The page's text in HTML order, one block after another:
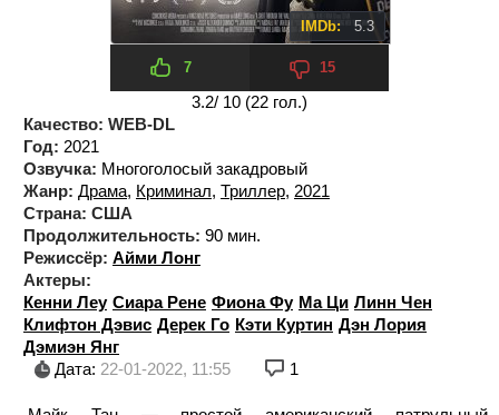
IMDb: 5.3
7 15
3.2/ 10 (22 гол.)
Качество: WEB-DL
Год: 2021
Озвучка: Многоголосый закадровый
Жанр: Драма, Криминал, Триллер, 2021
Страна: США
Продолжительность: 90 мин.
Режиссёр: Айми Лонг
Актеры:
Кенни Леу Сиара Рене Фиона Фу Ма Ци Линн Чен
Клифтон Дэвис Дерек Го Кэти Куртин Дэн Лория
Дэмиэн Янг
Дата: 22-01-2022, 11:55 1